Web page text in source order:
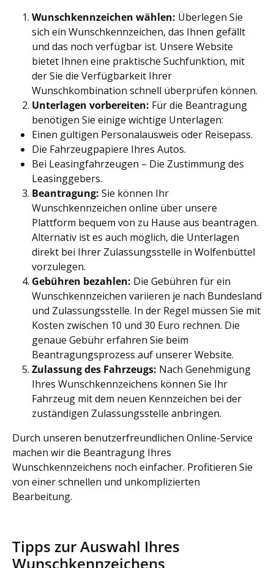
Wunschkennzeichen wählen: Überlegen Sie
sich ein Wunschkennzeichen, das Ihnen gefällt
und das noch verfügbar ist. Unsere Website
bietet Ihnen eine praktische Suchfunktion, mit
der Sie die Verfügbarkeit Ihrer
Wunschkombination schnell überprüfen können.
Unterlagen vorbereiten: Für die Beantragung
benötigen Sie einige wichtige Unterlagen:
Einen gültigen Personalausweis oder Reisepass.
Die Fahrzeugpapiere Ihres Autos.
Bei Leasingfahrzeugen – Die Zustimmung des
Leasinggebers.
Beantragung: Sie können Ihr
Wunschkennzeichen online über unsere
Plattform bequem von zu Hause aus beantragen.
Alternativ ist es auch möglich, die Unterlagen
direkt bei Ihrer Zulassungsstelle in Wolfenbüttel
vorzulegen.
Gebühren bezahlen: Die Gebühren für ein
Wunschkennzeichen variieren je nach Bundesland
und Zulassungsstelle. In der Regel müssen Sie mit
Kosten zwischen 10 und 30 Euro rechnen. Die
genaue Gebühr erfahren Sie beim
Beantragungsprozess auf unserer Website.
Zulassung des Fahrzeugs: Nach Genehmigung
Ihres Wunschkennzeichens können Sie Ihr
Fahrzeug mit dem neuen Kennzeichen bei der
zuständigen Zulassungsstelle anbringen.
Durch unseren benutzerfreundlichen Online-Service
machen wir die Beantragung Ihres
Wunschkennzeichens noch einfacher. Profitieren Sie
von einer schnellen und unkomplizierten
Bearbeitung.
Tipps zur Auswahl Ihres
Wunschkennzeichens